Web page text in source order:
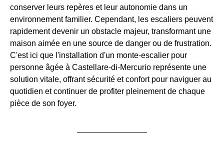
conserver leurs repères et leur autonomie dans un
environnement familier. Cependant, les escaliers peuvent
rapidement devenir un obstacle majeur, transformant une
maison aimée en une source de danger ou de frustration.
C'est ici que l'installation d'un monte-escalier pour
personne âgée à Castellare-di-Mercurio représente une
solution vitale, offrant sécurité et confort pour naviguer au
quotidien et continuer de profiter pleinement de chaque
pièce de son foyer.